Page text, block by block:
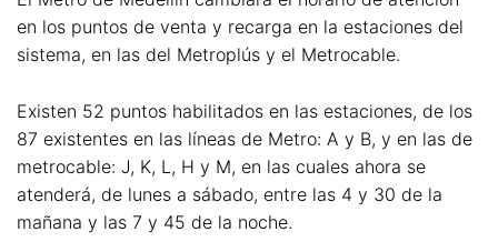
en los puntos de venta y recarga en la estaciones del
sistema, en las del Metroplús y el Metrocable.
Existen 52 puntos habilitados en las estaciones, de los
87 existentes en las líneas de Metro: A y B, y en las de
metrocable: J, K, L, H y M, en las cuales ahora se
atenderá, de lunes a sábado, entre las 4 y 30 de la
mañana y las 7 y 45 de la noche.